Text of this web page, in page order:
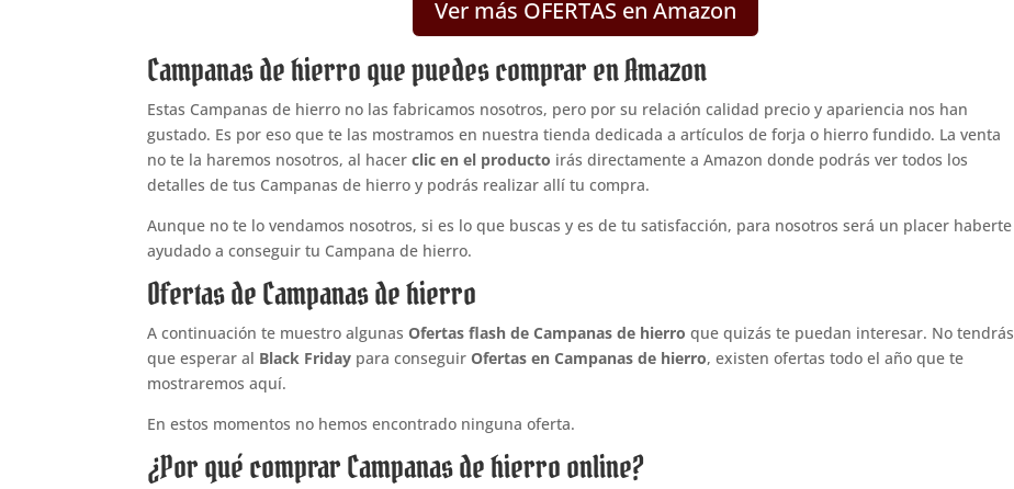
Ver más OFERTAS en Amazon
Campanas de hierro que puedes comprar en Amazon
Estas Campanas de hierro no las fabricamos nosotros, pero por su relación calidad precio y apariencia nos han
gustado. Es por eso que te las mostramos en nuestra tienda dedicada a artículos de forja o hierro fundido. La venta
no te la haremos nosotros, al hacerclic en el producto irás directamente a Amazon donde podrás ver todos los
detalles de tus Campanas de hierro y podrás realizar allí tu compra.
Aunque no te lo vendamos nosotros, si es lo que buscas y es de tu satisfacción, para nosotros será un placer haberte
ayudado a conseguir tu Campana de hierro.
Ofertas de Campanas de hierro
A continuación te muestro algunasOfertas flash de Campanas de hierroque quizás te puedan interesar. No tendrás
que esperar al Black Friday para conseguirOfertas en Campanas de hierro, existen ofertas todo el año que te
mostraremos aquí.
En estos momentos no hemos encontrado ninguna oferta.
¿Por qué comprar Campanas de hierro online?